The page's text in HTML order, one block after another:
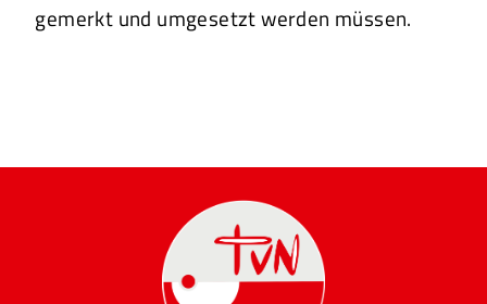
gemerkt und umgesetzt werden müssen.